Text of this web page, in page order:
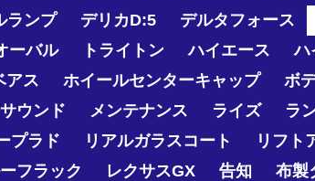
ランプ デリカD:5
デルタフォース
ーバル トライトン ハイエース
ハ
アス ホイールセンターキャップ
ボ
ウンド メンテナンス ライズ
ラ
プラド リアルガラスコート
リフト
フラック レクサスGX 告知
布製